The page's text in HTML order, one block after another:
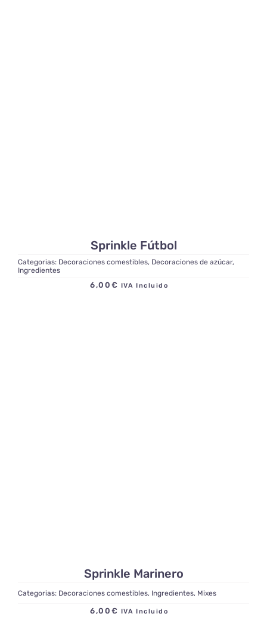
Sprinkle Fútbol
Categorias: Decoraciones comestibles, Decoraciones de azúcar,
Ingredientes
6,00 € IVA Incluido
Sprinkle Marinero
Categorias: Decoraciones comestibles, Ingredientes, Mixes
6,00 € IVA Incluido